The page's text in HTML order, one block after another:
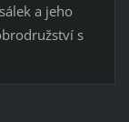
a jeho
s